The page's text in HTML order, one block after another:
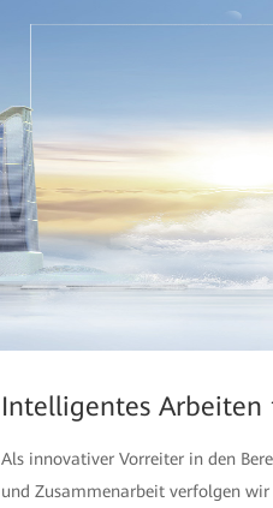
Intelligentes Arbeiten
Als innovativer Vorreiter in den
und Zusammenarbeit verfolgen